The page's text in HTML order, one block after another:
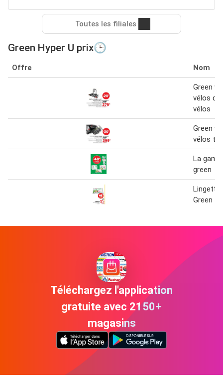
Toutes les filiales
Green Hyper U prix🕒
Offre Nom
Green
vélos
vélos
Green
vélos
La
green
Green
Téléchargez l'application
gratuite avec 2150+
magasins